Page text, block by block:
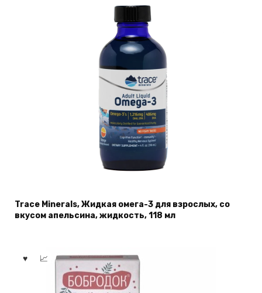
Trace Minerals, Жидкая омега-3 для взрослых, со
вкусом апельсина, жидкость, 118 мл